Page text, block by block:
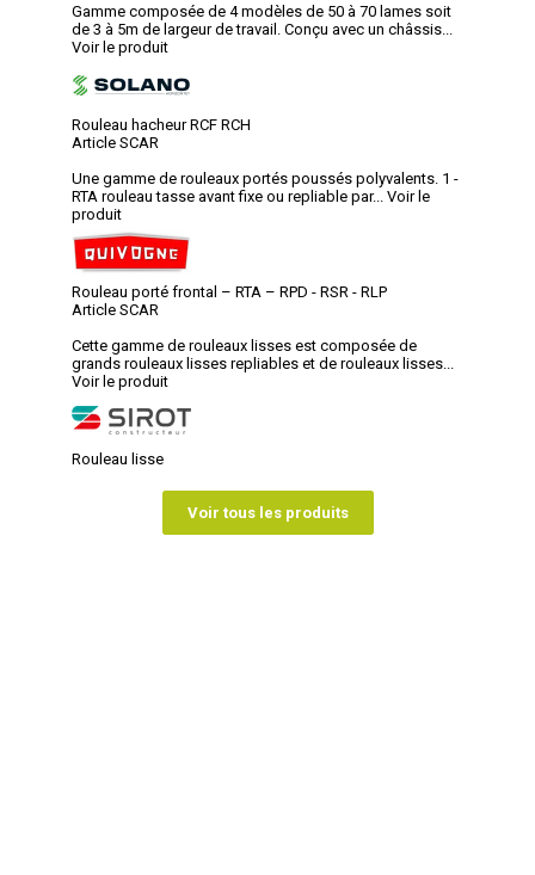
Gamme composée de 4 modèles de 50 à 70 lames soit
de 3 à 5m de largeur de travail. Conçu avec un châssis...
Voir le produit
Rouleau hacheur RCF RCH
Article SCAR
Une gamme de rouleaux portés poussés polyvalents. 1 -
RTA rouleau tasse avant fixe ou repliable par...
Voir le
produit
Rouleau porté frontal – RTA – RPD - RSR - RLP
Article SCAR
Cette gamme de rouleaux lisses est composée de
grands rouleaux lisses repliables et de rouleaux lisses...
Voir le produit
Rouleau lisse
Voir tous les produits